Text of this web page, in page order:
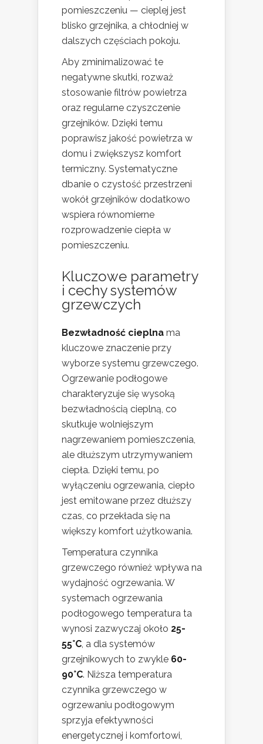
pomieszczeniu — cieplej jest
blisko grzejnika, a chłodniej w
dalszych częściach pokoju.
Aby zminimalizować te
negatywne skutki, rozważ
stosowanie filtrów powietrza
oraz regularne czyszczenie
grzejników. Dzięki temu
poprawisz jakość powietrza w
domu i zwiększysz komfort
termiczny. Systematyczne
dbanie o czystość przestrzeni
wokół grzejników dodatkowo
wspiera równomierne
rozprowadzenie ciepła w
pomieszczeniu.
Kluczowe parametry
i cechy systemów
grzewczych
Bezwładność cieplna ma
kluczowe znaczenie przy
wyborze systemu grzewczego.
Ogrzewanie podłogowe
charakteryzuje się wysoką
bezwładnością cieplną, co
skutkuje wolniejszym
nagrzewaniem pomieszczenia,
ale dłuższym utrzymywaniem
ciepła. Dzięki temu, po
wyłączeniu ogrzewania, ciepło
jest emitowane przez dłuższy
czas, co przekłada się na
większy komfort użytkowania.
Temperatura czynnika
grzewczego również wpływa na
wydajność ogrzewania. W
systemach ogrzewania
podłogowego temperatura ta
wynosi zazwyczaj około 25-
55°C, a dla systemów
grzejnikowych to zwykle 60-
90°C. Niższa temperatura
czynnika grzewczego w
ogrzewaniu podłogowym
sprzyja efektywności
energetycznej i komfortowi,